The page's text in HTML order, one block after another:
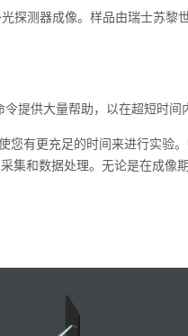
测器成像。样品由瑞士苏黎
供大量帮助，以在超短时间
有更充足的时间来进行实验
集和数据处理。无论是在成像